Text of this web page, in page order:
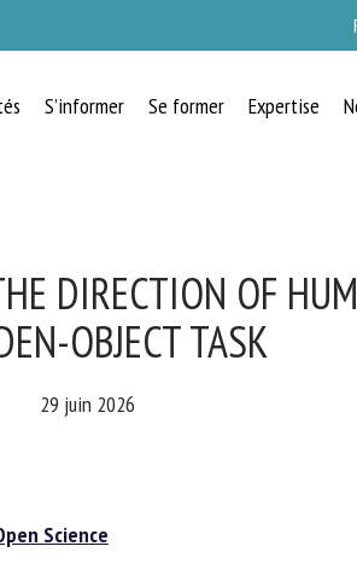
S’informer Se former Expertise
DIRECTION OF
OBJECT TASK
29 juin 2026
Science
ÊTRE ANIMAL